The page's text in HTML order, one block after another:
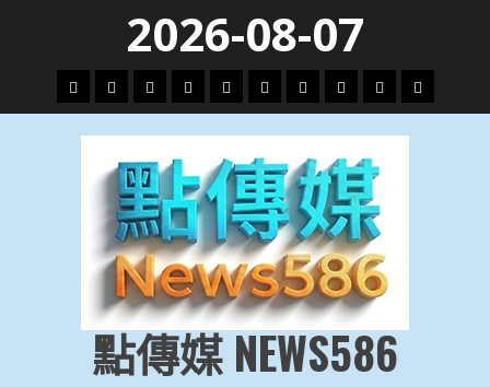
content
2026-08-07
頭
條
財
經
地
方.
會
文
教.
技
專
題
娛
樂
劇
政
治
國
際
運
動
生
活
點傳媒 NEWS586